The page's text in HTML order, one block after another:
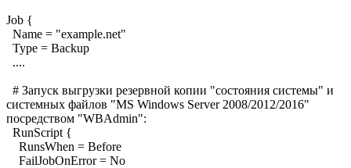
Job {
Name = "example.net"
Type = Backup
....
# Запуск выгрузки резервной копии "состояния системы" и
системных файлов "MS Windows Server 2008/2012/2016"
посредством "WBAdmin":
RunScript {
RunsWhen = Before
FailJobOnError = No